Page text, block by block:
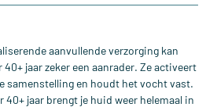
aanvullende verzorging kan
jaar zeker een aanrader. Ze activeert
samenstelling en houdt het vocht vast.
40+ jaar brengt je huid weer helemaal in